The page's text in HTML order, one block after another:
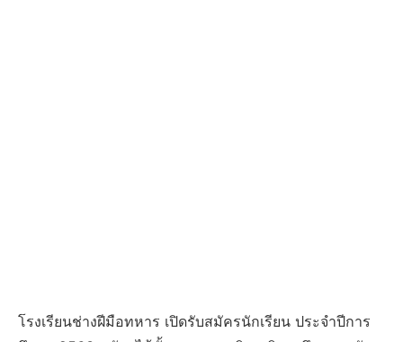
โรงเรียนช่างฝีมือทหาร เปิดรับสมัครนักเรียน ประจำปีการ